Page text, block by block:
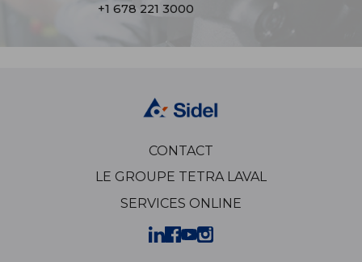
+1 678 221 3000
CONTACT
LE GROUPE TETRA LAVAL
SERVICES ONLINE